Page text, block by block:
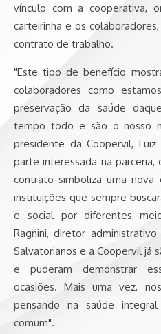
vínculo com a cooperativa,
carteirinha e os
contrato de trabalho.
"Este tipo de benefício
colaboradores como
preservação da saúde
tempo todo e são o nosso
presidente da Coopervil,
parte interessada na parceria,
contrato simboliza uma
instituições que sempre
e social por diferentes
Ragnini, diretor
Salvatorianos e a Coopervil já
e puderam demonstrar
ocasiões. Mais uma vez,
pensando na saúde
comum".